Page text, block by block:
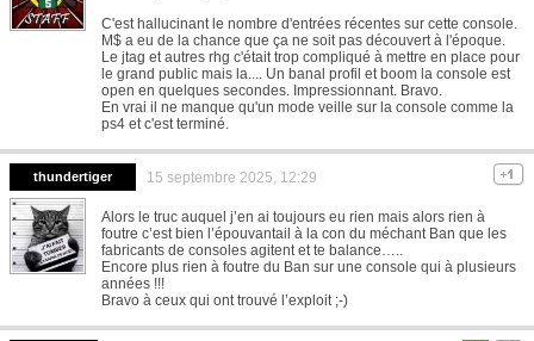
C'est hallucinant le nombre d'entrées récentes sur cette console.
M$ a eu de la chance que ça ne soit pas découvert à l'époque.
Le jtag et autres rhg c'était trop compliqué à mettre en place pour
le grand public mais la.... Un banal profil et boom la console est
open en quelques secondes. Impressionnant. Bravo.
En vrai il ne manque qu'un mode veille sur la console comme la
ps4 et c'est terminé.
thundertiger 15 septembre 2025, 12:29
Alors le truc auquel j’en ai toujours eu rien mais alors rien à
foutre c’est bien l’épouvantail à la con du méchant Ban que les
fabricants de consoles agitent et te balance…..
Encore plus rien à foutre du Ban sur une console qui à plusieurs
années !!!
Bravo à ceux qui ont trouvé l’exploit ;-)